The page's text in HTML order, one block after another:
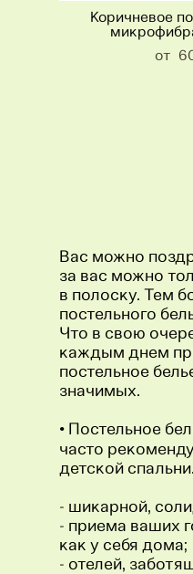
Коричневое
от
Вас можно
за вас можно
в полоску. Тем
постельного
Что в свою
каждым днем
постельное
значимых.
• Постельное
часто
детской
- шикарной,
- приема ваших
как у себя дома;
- отелей,